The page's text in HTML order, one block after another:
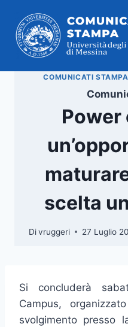
contenuto
COMUNICATI
Power
scelta
Divruggeri 27 Luglio
Si concluderà
Campus,
svolgimento presso